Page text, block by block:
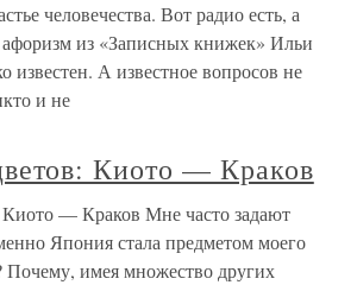
человечества. Вот радио есть, а
афоризм из «Записных книжек» Ильи
А известное вопросов не
и не
Киото — Краков
— Краков Мне часто задают
Япония стала предметом моего
Почему, имея множество других